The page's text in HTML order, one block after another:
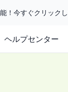
！今すぐクリック
ヘルプセンター